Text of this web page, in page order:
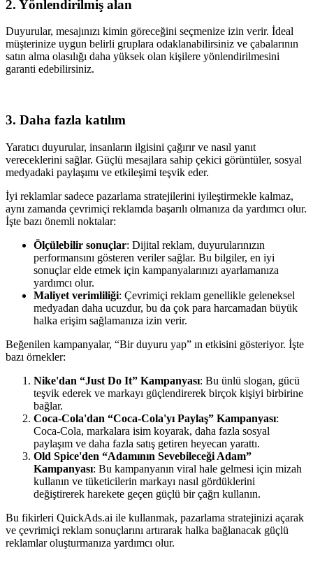
2. Yönlendirilmiş alan
Duyurular, mesajınızı kimin göreceğini seçmenize izin verir. İdeal
müşterinize uygun belirli gruplara odaklanabilirsiniz ve çabalarının
satın alma olasılığı daha yüksek olan kişilere yönlendirilmesini
garanti edebilirsiniz.
3. Daha fazla katılım
Yaratıcı duyurular, insanların ilgisini çağırır ve nasıl yanıt
vereceklerini sağlar. Güçlü mesajlara sahip çekici görüntüler, sosyal
medyadaki paylaşımı ve etkileşimi teşvik eder.
İyi reklamlar sadece pazarlama stratejilerini iyileştirmekle kalmaz,
aynı zamanda çevrimiçi reklamda başarılı olmanıza da yardımcı olur.
İşte bazı önemli noktalar:
Ölçülebilir sonuçlar: Dijital reklam, duyurularınızın
performansını gösteren veriler sağlar. Bu bilgiler, en iyi
sonuçlar elde etmek için kampanyalarınızı ayarlamanıza
yardımcı olur.
Maliyet verimliliği: Çevrimiçi reklam genellikle geleneksel
medyadan daha ucuzdur, bu da çok para harcamadan büyük
halka erişim sağlamanıza izin verir.
Beğenilen kampanyalar, “Bir duyuru yap” ın etkisini gösteriyor. İşte
bazı örnekler:
Nike'dan “Just Do It” Kampanyası: Bu ünlü slogan, gücü
teşvik ederek ve markayı güçlendirerek birçok kişiyi birbirine
bağlar.
Coca-Cola'dan “Coca-Cola'yı Paylaş” Kampanyası:
Coca-Cola, markalara isim koyarak, daha fazla sosyal
paylaşım ve daha fazla satış getiren heyecan yarattı.
Old Spice'den “Adamının Sevebileceği Adam”
Kampanyası: Bu kampanyanın viral hale gelmesi için mizah
kullanın ve tüketicilerin markayı nasıl gördüklerini
değiştirerek harekete geçen güçlü bir çağrı kullanın.
Bu fikirleri QuickAds.ai ile kullanmak, pazarlama stratejinizi açarak
ve çevrimiçi reklam sonuçlarını artırarak halka bağlanacak güçlü
reklamlar oluşturmanıza yardımcı olur.